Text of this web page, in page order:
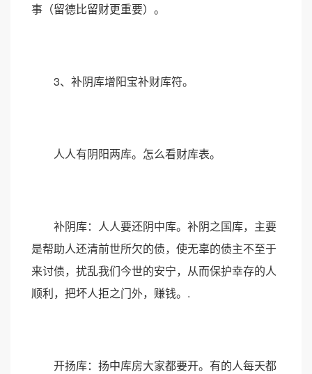
事（留德比留财更重要）。
3、补阴库增阳宝补财库符。
人人有阴阳两库。怎么看财库表。
补阴库：人人要还阴中库。补阴之国库，主要
是帮助人还清前世所欠的债，使无辜的债主不至于
来讨债，扰乱我们今世的安宁，从而保护幸存的人
顺利，把坏人拒之门外，赚钱。.
开扬库：扬中库房大家都要开。有的人每天都